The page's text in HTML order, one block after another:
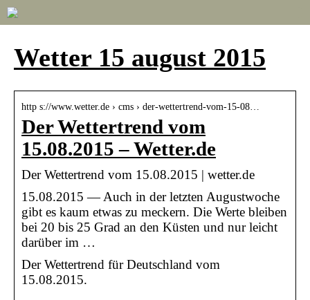
Wetter 15 august 2015
http s://www.wetter.de › cms › der-wettertrend-vom-15-08…
Der Wettertrend vom
15.08.2015 – Wetter.de
Der Wettertrend vom 15.08.2015 | wetter.de
15.08.2015 — Auch in der letzten Augustwoche
gibt es kaum etwas zu meckern. Die Werte bleiben
bei 20 bis 25 Grad an den Küsten und nur leicht
darüber im …
Der Wettertrend für Deutschland vom
15.08.2015.